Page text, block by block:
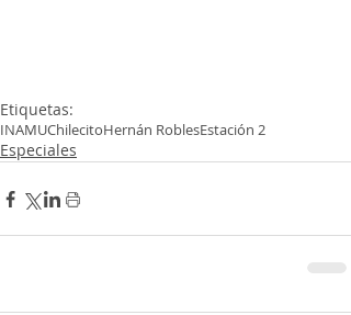
Etiquetas:
INAMUChilecitoHernán RoblesEstación 2
Especiales